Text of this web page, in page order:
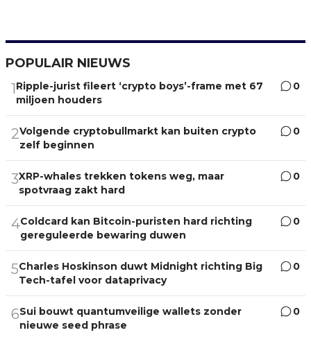
POPULAIR NIEUWS
1Ripple-jurist fileert ‘crypto boys’-frame met 67
miljoen houders
0
2Volgende cryptobullmarkt kan buiten crypto
zelf beginnen
0
3XRP-whales trekken tokens weg, maar
spotvraag zakt hard
0
4Coldcard kan Bitcoin-puristen hard richting
gereguleerde bewaring duwen
0
5Charles Hoskinson duwt Midnight richting Big
Tech-tafel voor dataprivacy
0
6Sui bouwt quantumveilige wallets zonder
nieuwe seed phrase
0